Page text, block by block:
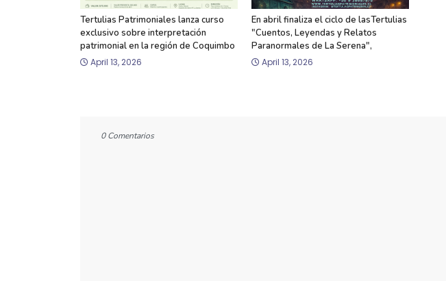
Tertulias Patrimoniales lanza curso
exclusivo sobre interpretación
patrimonial en la región de Coquimbo
April 13, 2026
En abril finaliza el ciclo de lasTertulias
"Cuentos, Leyendas y Relatos
Paranormales de La Serena",
April 13, 2026
0 Comentarios